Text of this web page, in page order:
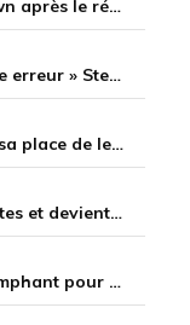
« J'ai décidé de m'investir à 100% » Myrwn après le réveil de Movistar KOI face à Fnatic
« Je veux juste prouver qu'ils ont fait une erreur » Stend se confie sur son mercato chaotique et ses ambitions avec Shifters
T1 brise l'élan de Dplus KIA et conforte sa place de leader en LCK 2026 Rounds 3-4
deLonge quitte officiellement Gentle Mates et devient agent libre
Riot Games réintroduit le skin Ryze triomphant pour récompenser la scène amateur